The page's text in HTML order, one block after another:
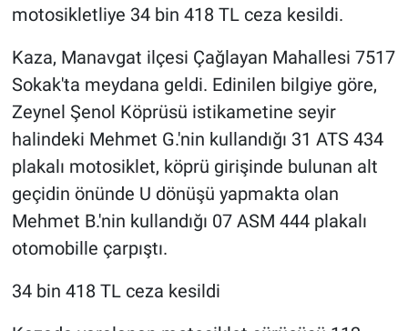
motosikletliye 34 bin 418 TL ceza kesildi.
Kaza, Manavgat ilçesi Çağlayan Mahallesi 7517
Sokak'ta meydana geldi. Edinilen bilgiye göre,
Zeynel Şenol Köprüsü istikametine seyir
halindeki Mehmet G.'nin kullandığı 31 ATS 434
plakalı motosiklet, köprü girişinde bulunan alt
geçidin önünde U dönüşü yapmakta olan
Mehmet B.'nin kullandığı 07 ASM 444 plakalı
otomobille çarpıştı.
34 bin 418 TL ceza kesildi